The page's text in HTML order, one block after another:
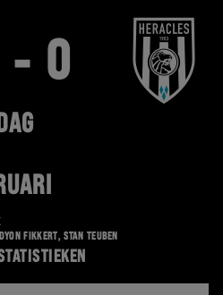
- 0
Fikkert, Stan Teuben